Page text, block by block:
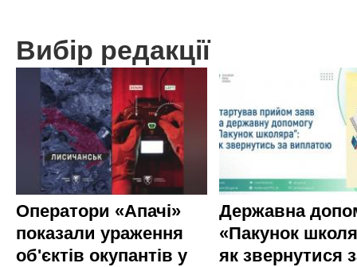
Вибір редакції
Оператори «Апачі»
показали ураження
об'єктів окупантів у
Державна
«Пакунок
як звернутися